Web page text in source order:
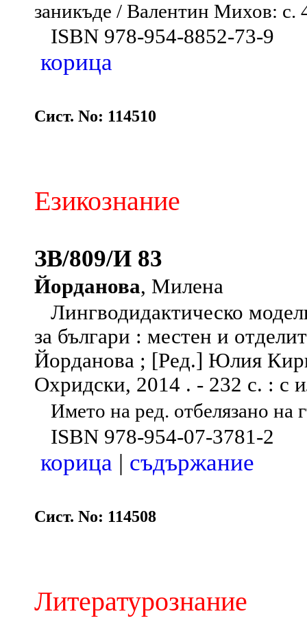
заникъде / Валентин Михов: с.
ISBN 978-954-8852-73-9
корица
Сист. No: 114510
Езикознание
ЗВ/809/И 83
Йорданова, Милена
Лингводидактическо
за българи : местен и
Йорданова ; [Ред.] Юлия
Охридски, 2014 . - 232 с. : с
Името на ред. отбелязано на
ISBN 978-954-07-3781-2
корица | съдържание
Сист. No: 114508
Литературознание